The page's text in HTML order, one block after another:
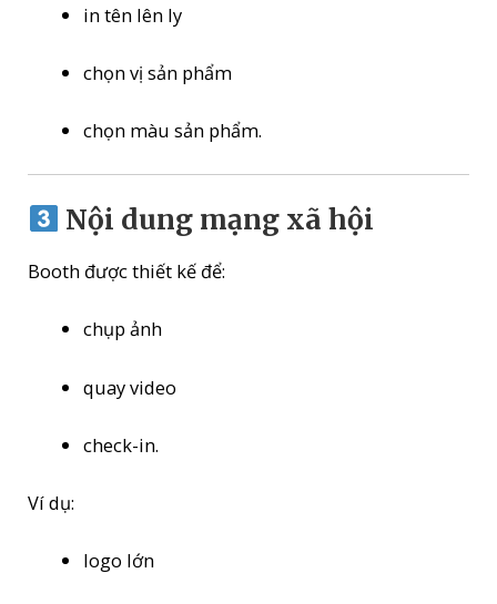
in tên lên ly
chọn vị sản phẩm
chọn màu sản phẩm.
Nội dung mạng xã hội
Booth được thiết kế để:
chụp ảnh
quay video
check-in.
Ví dụ:
logo lớn